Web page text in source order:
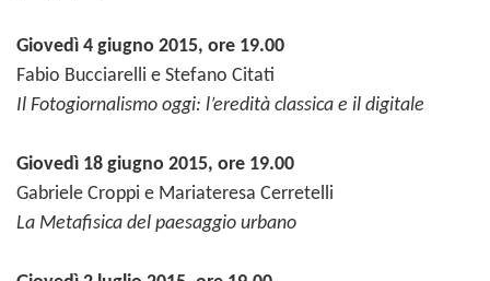
Giovedì 4 giugno 2015, ore 19.00
Fabio Bucciarelli e Stefano Citati
Il Fotogiornalismo oggi: l’eredità classica e il digitale
Giovedì 18 giugno 2015, ore 19.00
Gabriele Croppi e Mariateresa Cerretelli
La Metafisica del paesaggio urbano